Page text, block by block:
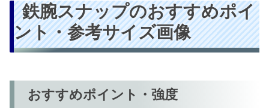
鉄腕スナップのおすすめポイ
ント・参考サイズ画像
おすすめポイント・強度